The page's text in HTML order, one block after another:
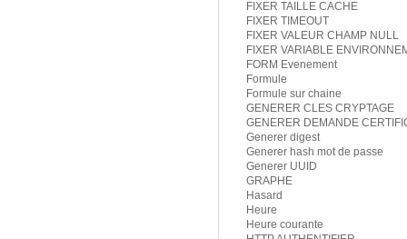
FIXER TAILLE CACHE
FIXER TIMEOUT
FIXER VALEUR CHAMP NULL
FIXER VARIABLE
FORM Evenement
Formule
Formule sur chaine
GENERER CLES CRYPTAGE
GENERER DEMANDE
Generer digest
Generer hash mot de passe
Generer UUID
GRAPHE
Hasard
Heure
Heure courante